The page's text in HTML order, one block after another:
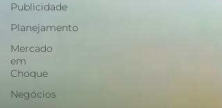
Publicidade
Planejamento
Mercado
em
Choque
Negócios